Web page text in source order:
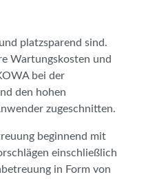
platzsparend sind.
Wartungskosten und
bei der
den hohen
zugeschnitten.
beginnend mit
einschließlich
in Form von